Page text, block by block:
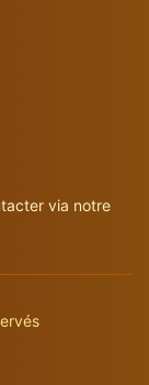
via notre